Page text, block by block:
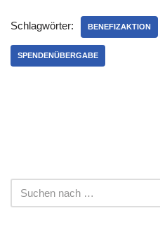
Schlagwörter: BENEFIZAKTION
SPENDENÜBERGABE